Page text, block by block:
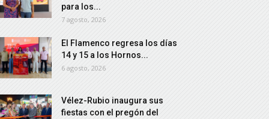
para los...
7 agosto, 2026
El Flamenco regresa los días
14 y 15 a los Hornos...
6 agosto, 2026
Vélez-Rubio inaugura sus
fiestas con el pregón del